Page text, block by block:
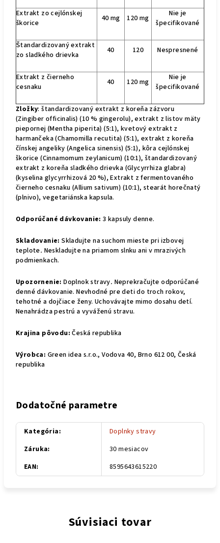
Extrakt zo cejlónskej
škorice
40 mg 120 mg
Nie je
špecifikované
Štandardizovaný extrakt
zo sladkého drievka
40 120 Nespresnené
Extrakt z čierneho
cesnaku
40 120 mg
Nie je
špecifikované
Zložky: štandardizovaný extrakt z koreňa zázvoru
(Zingiber officinalis) (10 % gingerolu), extrakt z listov mäty
piepornej (Mentha piperita) (5:1), kvetový extrakt z
harmančeka (Chamomilla recutita) (5:1), extrakt z koreňa
čínskej angeliky (Angelica sinensis) (5:1), kôra cejlónskej
škorice (Cinnamomum zeylanicum) (10:1), štandardizovaný
extrakt z koreňa sladkého drievka (Glycyrrhiza glabra)
(kyselina glycyrrhizová 20 %), Extrakt z fermentovaného
čierneho cesnaku (Allium sativum) (10:1), stearát horečnatý
(plnivo), vegetariánska kapsula.
Odporúčané dávkovanie: 3 kapsuly denne.
Skladovanie: Skladujte na suchom mieste pri izbovej
teplote. Neskladujte na priamom slnku ani v mrazivých
podmienkach.
Upozornenie:Doplnok stravy. Neprekračujte odporúčané
denné dávkovanie. Nevhodné pre deti do troch rokov,
tehotné a dojčiace ženy. Uchovávajte mimo dosahu detí.
Nenahrádza pestrú a vyváženú stravu.
Krajina pôvodu: Česká republika
Výrobca: Green idea s.r.o., Vodova 40, Brno 612 00, Česká
republika
Dodatočné parametre
Kategória:
Doplnky stravy
Záruka:
30 mesiacov
EAN: 8595643615220
Súvisiaci tovar